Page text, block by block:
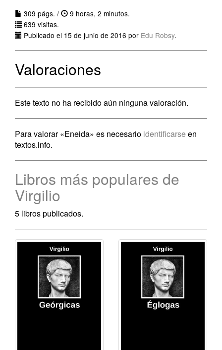
309 págs. /
9 horas, 2 minutos.
639 visitas.
Publicado el 15 de junio de 2016 por Edu Robsy.
Valoraciones
Este texto no ha recibido aún ninguna valoración.
Para valorar «Eneida» es necesario identificarse en
textos.info.
Libros más populares de
Virgilio
5 libros publicados.